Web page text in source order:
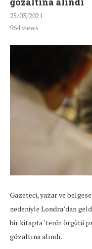
25/03/2021
964views
Gazeteci, yazar ve
nedeniyle Londra’dan
bir kitapta ‘terör örgütü
gözaltına alındı.